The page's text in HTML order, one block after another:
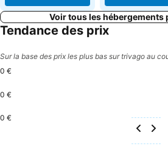
Voir tous les hébergements
Tendance des prix
Sur la base des prix les plus bas sur trivago au
0 €
0 €
0 €